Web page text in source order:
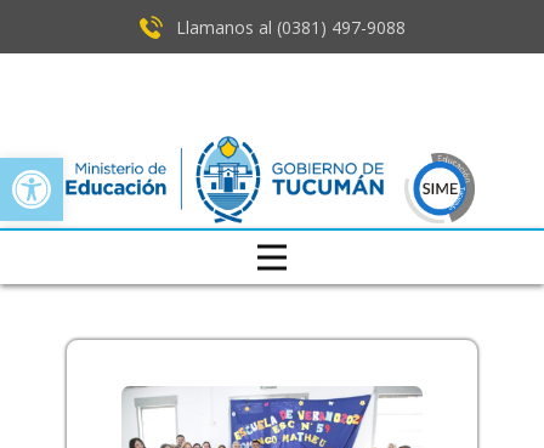
Open toolbar
Llamanos al (0381) ​497-9088